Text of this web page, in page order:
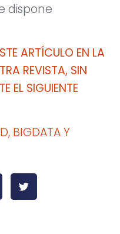
dispone
ARTÍCULO EN LA
REVISTA, SIN
EL SIGUIENTE
BIGDATA Y